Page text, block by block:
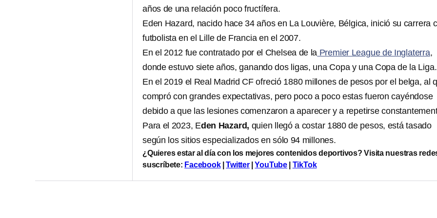
años de una relación poco fructífera.
Eden Hazard, nacido hace 34 años en La Louvière, Bélgica, inició su carrera
futbolista en el Lille de Francia en el 2007.
En el 2012 fue contratado por el Chelsea de la Premier League de Inglaterra,
donde estuvo siete años, ganando dos ligas, una Copa y una Copa de la Liga.
En el 2019 el Real Madrid CF ofreció 1880 millones de pesos por el belga, al
compró con grandes expectativas, pero poco a poco estas fueron cayéndose
debido a que las lesiones comenzaron a aparecer y a repetirse
Para el 2023, Eden Hazard, quien llegó a costar 1880 de pesos, está tasado
según los sitios especializados en sólo 94 millones.
¿Quieres estar al día con los mejores contenidos deportivos? Visita nuestras
suscríbete: Facebook|Twitter|YouTube TikTok